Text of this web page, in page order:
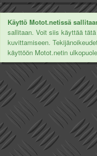
Käyttö Motot.netissä
sallitaan. Voit siis käyttää
kuvittamiseen.
käyttöön Motot.netin